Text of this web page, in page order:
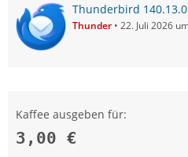
Thunderbird
Thunder 22. Juli 2026
Kaffee ausgeben für:
3,00 €